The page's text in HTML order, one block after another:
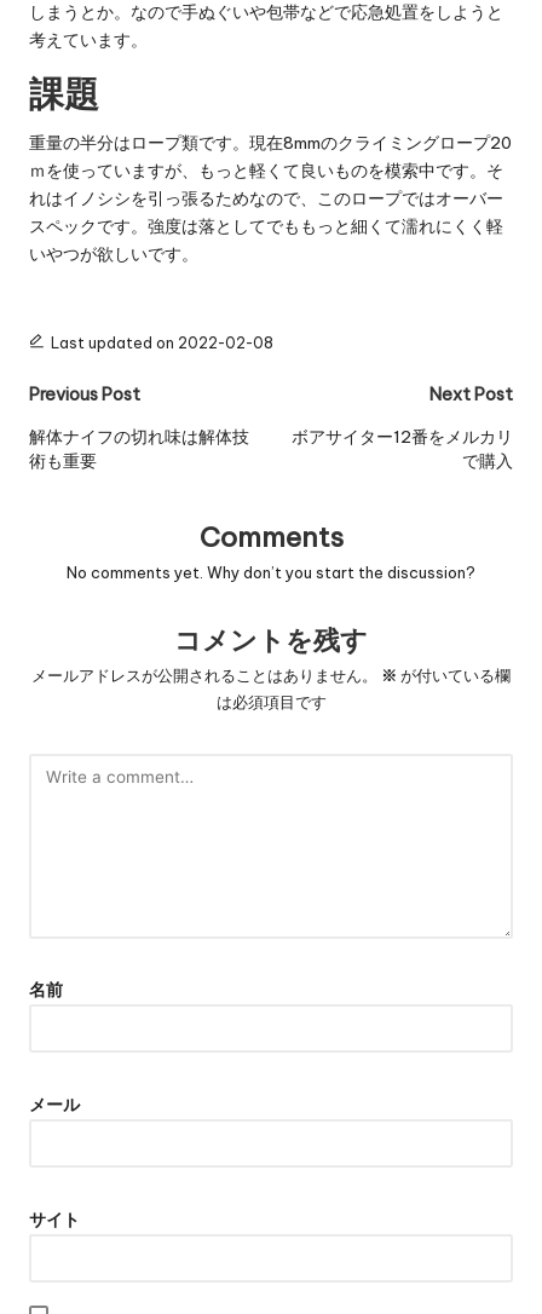
しまうとか。なので手ぬぐいや包帯などで応急処置をしようと
考えています。
課題
重量の半分はロープ類です。現在8mmのクライミングロープ20
ｍを使っていますが、もっと軽くて良いものを模索中です。そ
れはイノシシを引っ張るためなので、このロープではオーバー
スペックです。強度は落としてでももっと細くて濡れにくく軽
いやつが欲しいです。
Last updated on 2022-02-08
Post
navigation
Previous Post
解体ナイフの切れ味は解体技
術も重要
Next Post
ボアサイター12番をメルカリ
で購入
Comments
No comments yet. Why don’t you start the discussion?
コメントを残す
メールアドレスが公開されることはありません。 ※ が付いている欄
は必須項目です
名前
メール
サイト